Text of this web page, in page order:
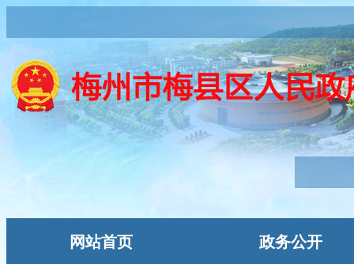
网站首页 政务公开